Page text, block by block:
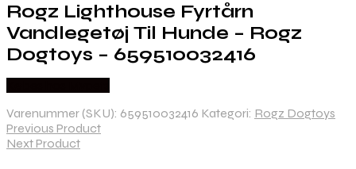
Rogz Lighthouse Fyrtårn
Vandlegetøj Til Hunde – Rogz
Dogtoys – 659510032416
Varenummer (SKU): 659510032416 Kategori: Rogz Dogtoys
Previous Product
Next Product